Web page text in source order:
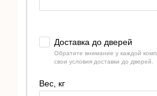
Доставка до дверей
Обратите внимание у каждой
свои условия доставки до дверей.
Вес, кг